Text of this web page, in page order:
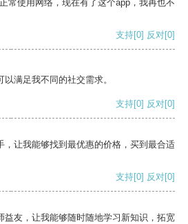
常使用网络，现在有了这个app，我再也不
支持[0] 反对[0]
满足我不同的社交需求。
支持[0] 反对[0]
，让我能够找到最优惠的价格，买到最合适
支持[0] 反对[0]
益友，让我能够随时随地学习新知识，拓宽